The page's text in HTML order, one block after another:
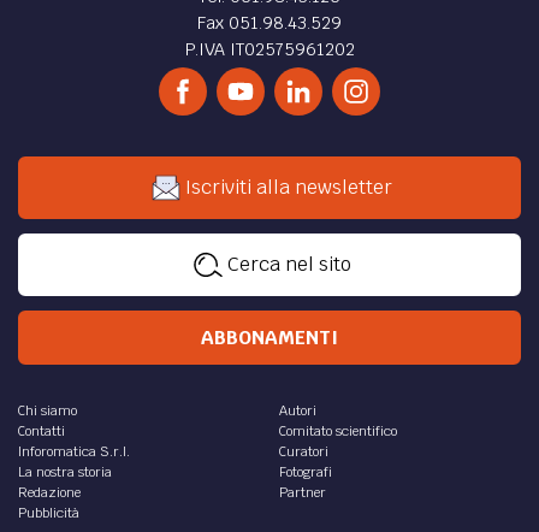
Fax 051.98.43.529
P.IVA IT02575961202
Iscriviti alla newsletter
Cerca nel sito
ABBONAMENTI
Chi siamo
Contatti
Inforomatica S.r.l.
La nostra storia
Redazione
Pubblicità
Autori
Comitato scientifico
Curatori
Fotografi
Partner